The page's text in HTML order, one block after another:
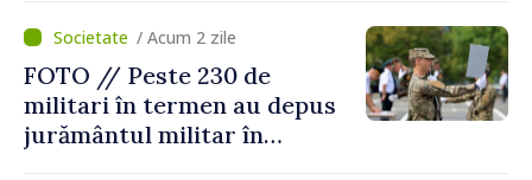
/ Acum 2 zile
FOTO // Peste 230 de
militari în termen au depus
jurământul militar în